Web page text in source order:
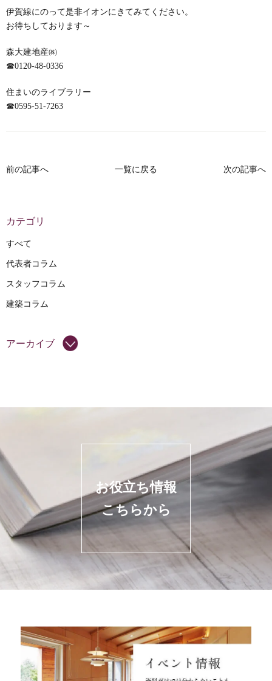
伊賀線にのって是非イオンにきてみてください。
お待ちしております～
森大建地産㈱
☎0120-48-0336
住まいのライブラリー
☎0595-51-7263
前の記事へ 一覧に戻る 次の記事へ
カテゴリ
すべて
代表者コラム
スタッフコラム
建築コラム
アーカイブ
お役立ち情報
こちらから